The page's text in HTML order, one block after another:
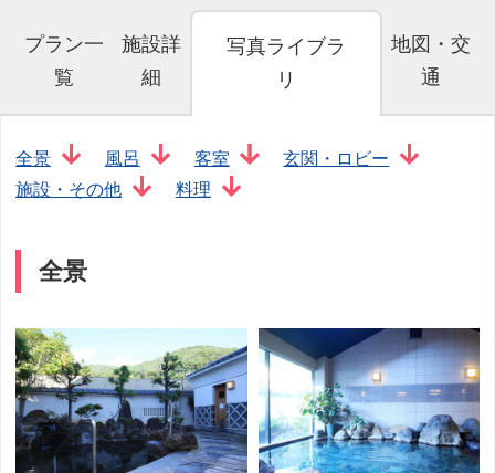
プラン一
覧
施設詳
細
写真ライブラ
リ
地図・交
通
全景 風呂 客室
玄関・ロビー
施設・その他
料理
全景